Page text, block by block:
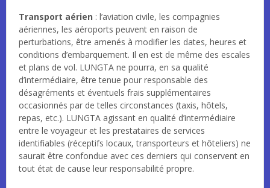
Transport aérien : l’aviation civile, les compagnies
aériennes, les aéroports peuvent en raison de
perturbations, être amenés à modifier les dates, heures et
conditions d’embarquement. Il en est de même des escales
et plans de vol. LUNGTA ne pourra, en sa qualité
d’intermédiaire, être tenue pour responsable des
désagréments et éventuels frais supplémentaires
occasionnés par de telles circonstances (taxis, hôtels,
repas, etc.). LUNGTA agissant en qualité d’intermédiaire
entre le voyageur et les prestataires de services
identifiables (réceptifs locaux, transporteurs et hôteliers) ne
saurait être confondue avec ces derniers qui conservent en
tout état de cause leur responsabilité propre.